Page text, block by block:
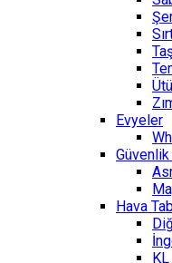
Evyeler
Güvenlik
Hava
KL